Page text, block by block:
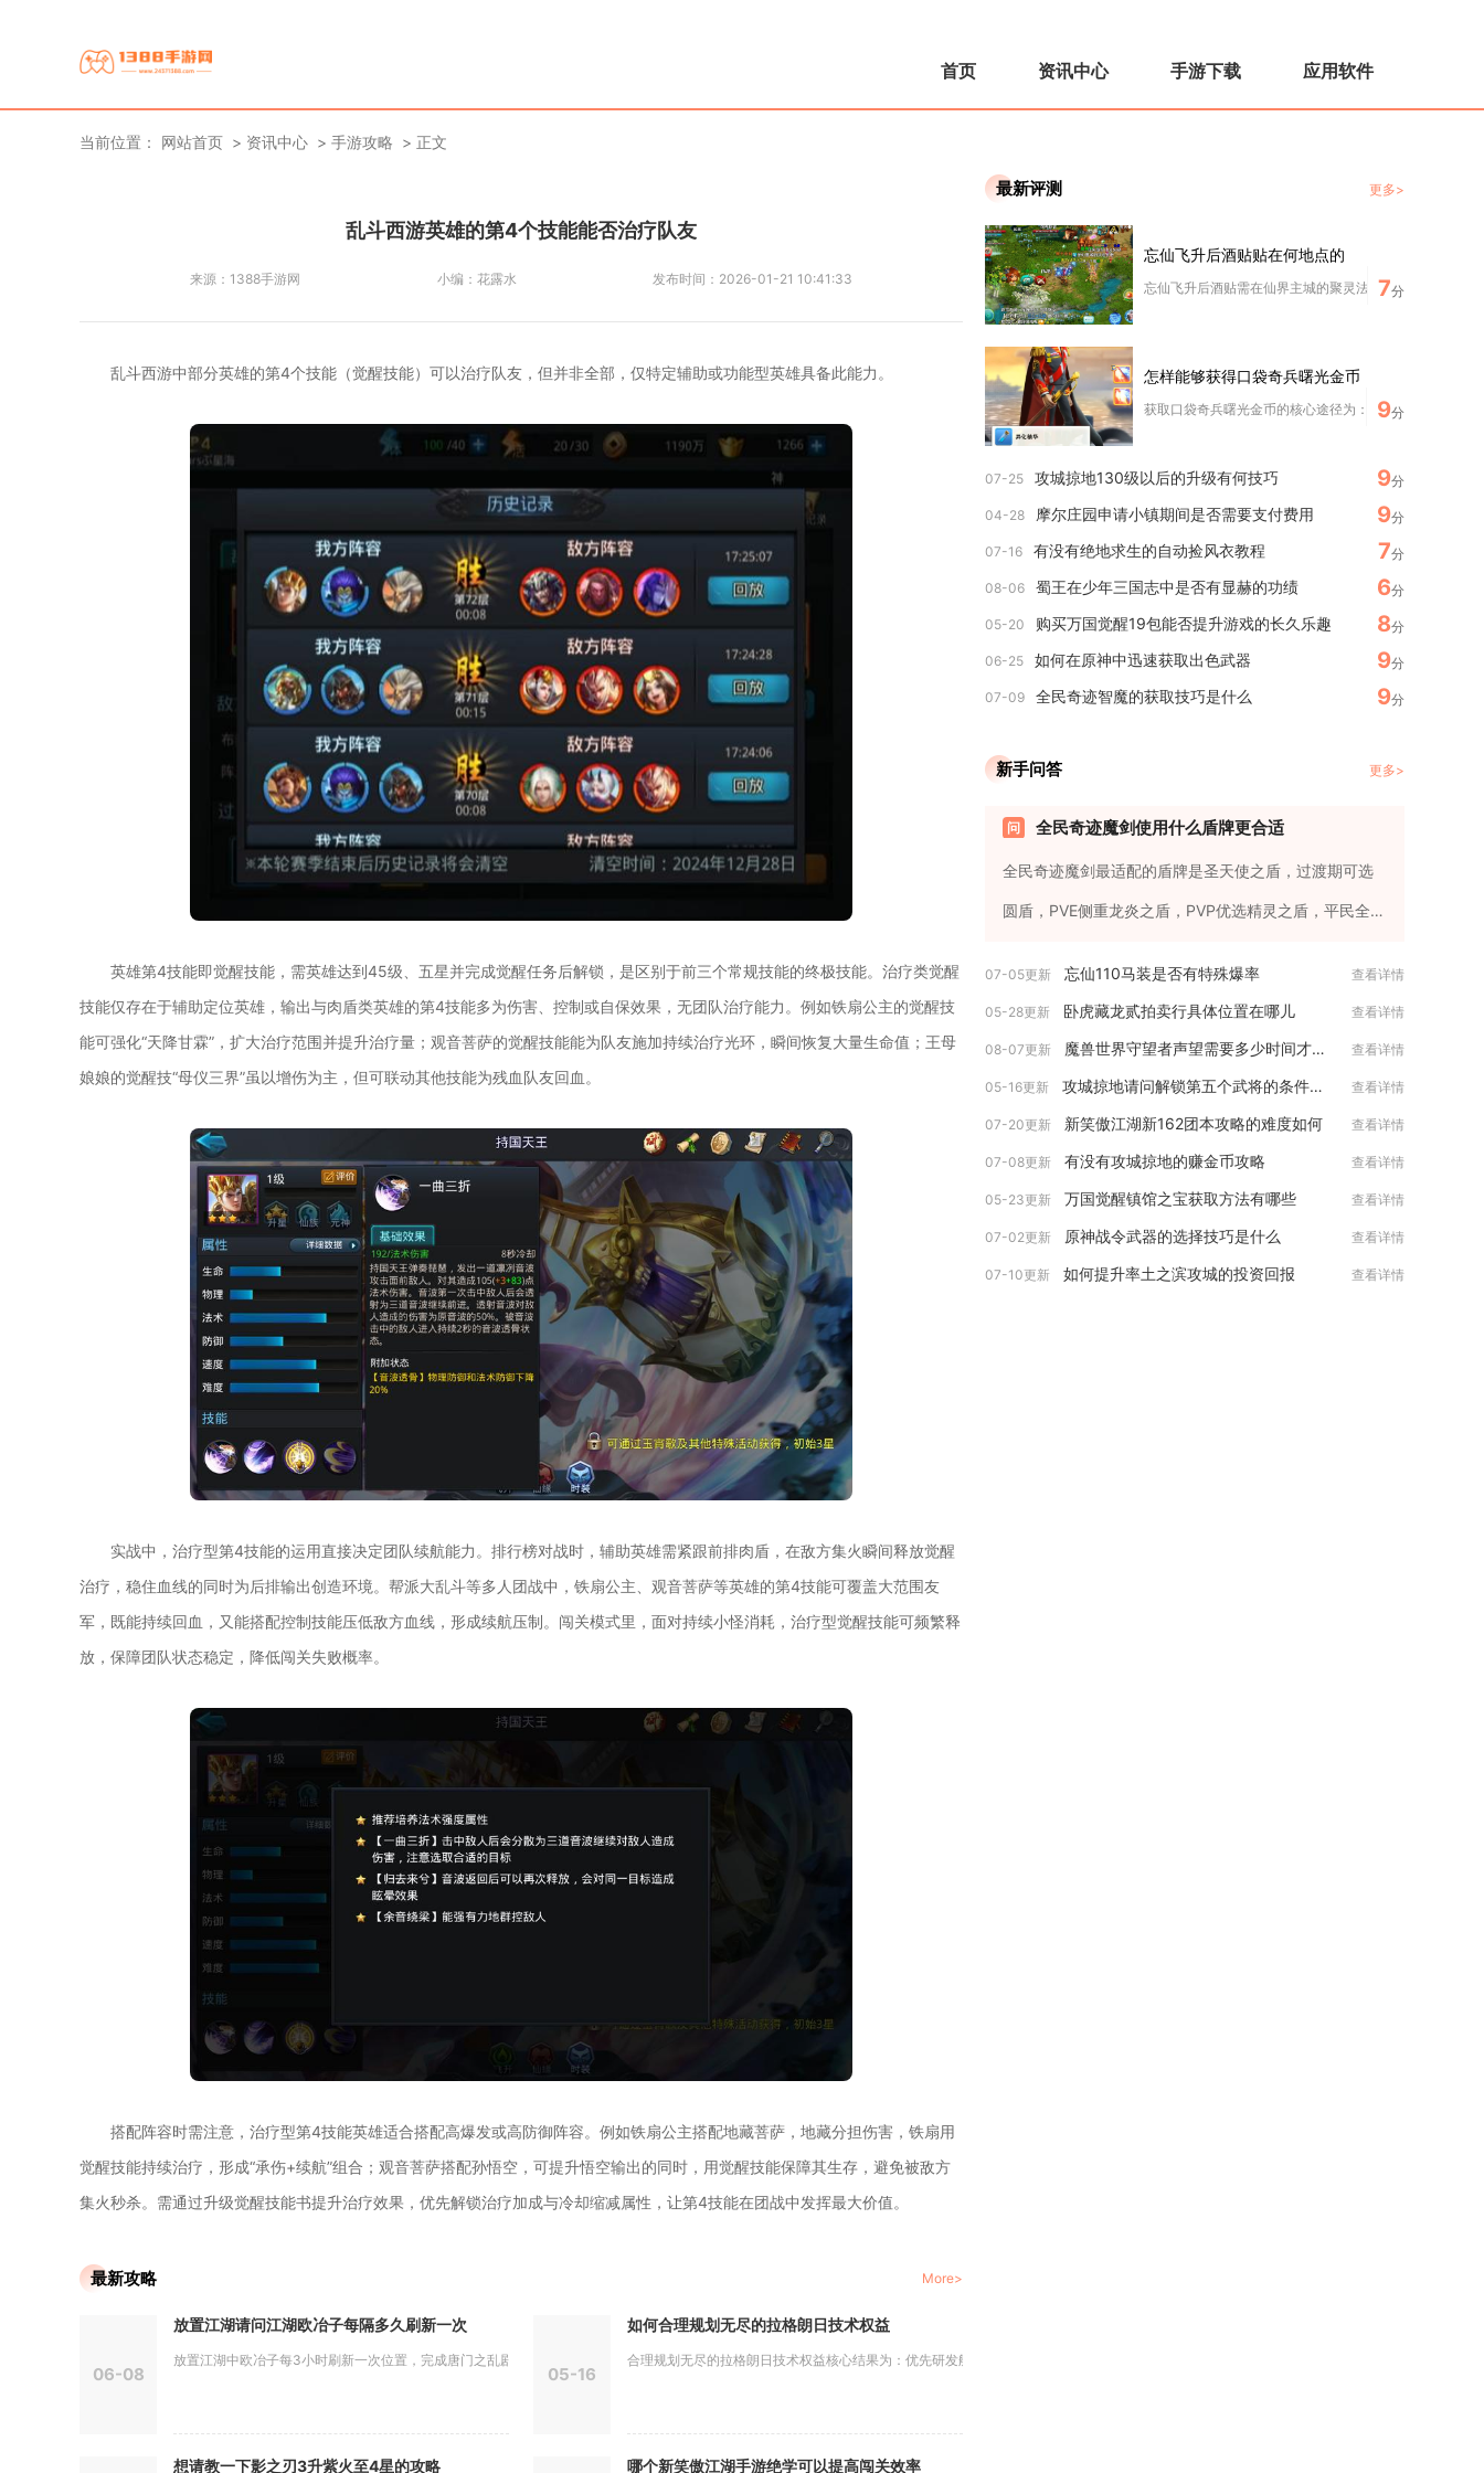
首页 资讯中心 手游下载 应用软件
当前位置： 网站首页 资讯中心 手游攻略 正文
乱斗西游英雄的第4个技能能否治疗队友
来源： 1388手游网 小编： 花露水 发布时间： 2026-01-21 10:41:33
乱斗西游中部分英雄的第4个技能（觉醒技能）可以治疗队友，但并非全部，仅特定辅助或功能型英雄具备此能力。
英雄第4技能即觉醒技能，需英雄达到45级、五星并完成觉醒任务后解锁，是区别于前三个常规技能的终极技能。治疗类觉醒
技能仅存在于辅助定位英雄，输出与肉盾类英雄的第4技能多为伤害、控制或自保效果，无团队治疗能力。例如铁扇公主的觉醒技
能可强化“天降甘霖”，扩大治疗范围并提升治疗量；观音菩萨的觉醒技能能为队友施加持续治疗光环，瞬间恢复大量生命值；王母
娘娘的觉醒技“母仪三界”虽以增伤为主，但可联动其他技能为残血队友回血。
实战中，治疗型第4技能的运用直接决定团队续航能力。排行榜对战时，辅助英雄需紧跟前排肉盾，在敌方集火瞬间释放觉醒
治疗，稳住血线的同时为后排输出创造环境。帮派大乱斗等多人团战中，铁扇公主、观音菩萨等英雄的第4技能可覆盖大范围友
军，既能持续回血，又能搭配控制技能压低敌方血线，形成续航压制。闯关模式里，面对持续小怪消耗，治疗型觉醒技能可频繁释
放，保障团队状态稳定，降低闯关失败概率。
搭配阵容时需注意，治疗型第4技能英雄适合搭配高爆发或高防御阵容。例如铁扇公主搭配地藏菩萨，地藏分担伤害，铁扇用
觉醒技能持续治疗，形成“承伤+续航”组合；观音菩萨搭配孙悟空，可提升悟空输出的同时，用觉醒技能保障其生存，避免被敌方
集火秒杀。需通过升级觉醒技能书提升治疗效果，优先解锁治疗加成与冷却缩减属性，让第4技能在团战中发挥最大价值。
最新攻略 More>
06-08
放置江湖请问江湖欧冶子每隔多久刷新一次
放置江湖中欧冶子每3小时刷新一次位置，完成唐门之乱剧情后解锁...
05-16
如何合理规划无尽的拉格朗日技术权益
合理规划无尽的拉格朗日技术权益核心结果为：优先研发舰船核心系...
想请教一下影之刃3升紫火至4星的攻略 哪个新笑傲江湖手游绝学可以提高闯关效率
最新评测 更多>
忘仙飞升后酒贴贴在何地点的
忘仙飞升后酒贴需在仙界主城的聚灵法阵处使用，核心位
7分
怎样能够获得口袋奇兵曙光金币
获取口袋奇兵曙光金币的核心途径为：金矿持续产出、金
9分
07-25 攻城掠地130级以后的升级有何技巧 9分
04-28 摩尔庄园申请小镇期间是否需要支付费用 9分
07-16 有没有绝地求生的自动捡风衣教程 7分
08-06 蜀王在少年三国志中是否有显赫的功绩 6分
05-20 购买万国觉醒19包能否提升游戏的长久乐趣 8分
06-25 如何在原神中迅速获取出色武器 9分
07-09 全民奇迹智魔的获取技巧是什么 9分
新手问答 更多>
全民奇迹魔剑使用什么盾牌更合适
全民奇迹魔剑最适配的盾牌是圣天使之盾，过渡期可选
圆盾，PVE侧重龙炎之盾，PVP优选精灵之盾，平民全能
07-05更新 忘仙110马装是否有特殊爆率 查看详情
05-28更新 卧虎藏龙贰拍卖行具体位置在哪儿 查看详情
08-07更新 魔兽世界守望者声望需要多少时间才能提升 查看详情
05-16更新 攻城掠地请问解锁第五个武将的条件是什么 查看详情
07-20更新 新笑傲江湖新162团本攻略的难度如何 查看详情
07-08更新 有没有攻城掠地的赚金币攻略 查看详情
05-23更新 万国觉醒镇馆之宝获取方法有哪些 查看详情
07-02更新 原神战令武器的选择技巧是什么 查看详情
07-10更新 如何提升率土之滨攻城的投资回报 查看详情